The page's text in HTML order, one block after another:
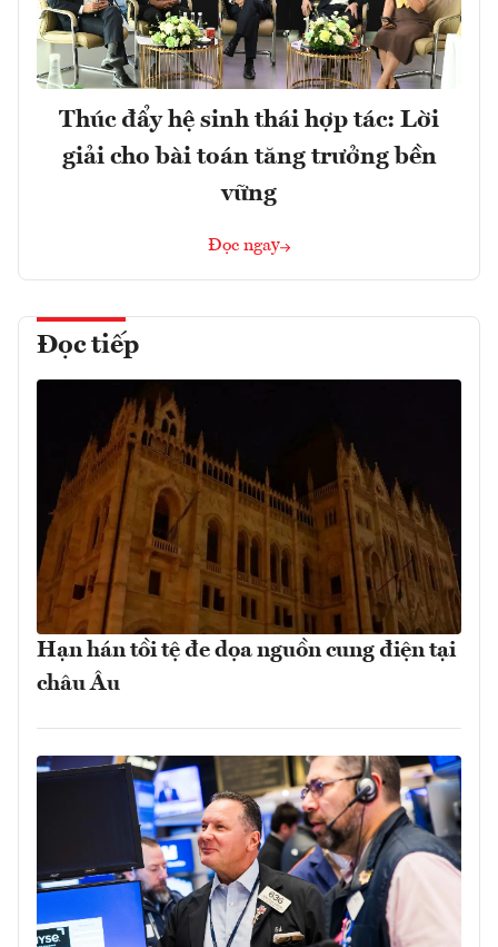
Thúc đẩy hệ sinh thái hợp tác: Lời
giải cho bài toán tăng trưởng bền
vững
Đọc ngay
Đọc tiếp
Hạn hán tồi tệ đe dọa nguồn cung điện tại
châu Âu